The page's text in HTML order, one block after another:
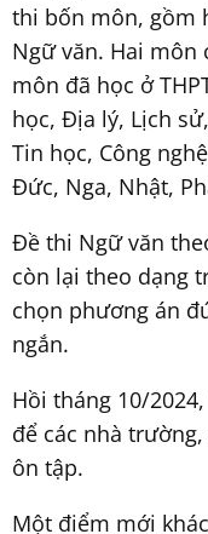
thi bốn môn, gồm
Ngữ văn. Hai môn
môn đã học ở
học, Địa lý, Lịch
Tin học, Công
Đức, Nga, Nhật,
Đề thi Ngữ văn
còn lại theo dạng
chọn phương án
ngắn.
Hồi tháng 10/
để các nhà
ôn tập.
Một điểm mới